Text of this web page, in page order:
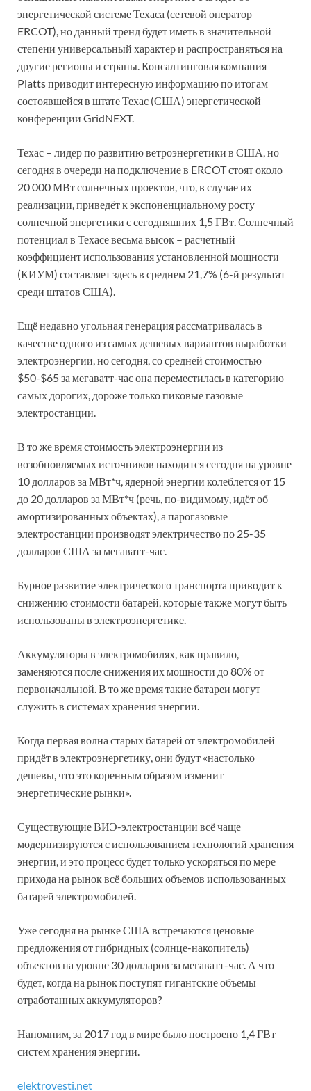
энергетической системе Техаса (сетевой оператор
ERCOT), но данный тренд будет иметь в значительной
степени универсальный характер и распространяться на
другие регионы и страны. Консалтинговая компания
Platts приводит интересную информацию по итогам
состоявшейся в штате Техас (США) энергетической
конференции GridNEXT.
Техас – лидер по развитию ветроэнергетики в США, но
сегодня в очереди на подключение в ERCOT стоят около
20 000 МВт солнечных проектов, что, в случае их
реализации, приведёт к экспоненциальному росту
солнечной энергетики с сегодняшних 1,5 ГВт. Солнечный
потенциал в Техасе весьма высок – расчетный
коэффициент использования установленной мощности
(КИУМ) составляет здесь в среднем 21,7% (6-й результат
среди штатов США).
Ещё недавно угольная генерация рассматривалась в
качестве одного из самых дешевых вариантов выработки
электроэнергии, но сегодня, со средней стоимостью
$50-$65 за мегаватт-час она переместилась в категорию
самых дорогих, дороже только пиковые газовые
электростанции.
В то же время стоимость электроэнергии из
возобновляемых источников находится сегодня на уровне
10 долларов за МВт*ч, ядерной энергии колеблется от 15
до 20 долларов за МВт*ч (речь, по-видимому, идёт об
амортизированных объектах), а парогазовые
электростанции производят электричество по 25-35
долларов США за мегаватт-час.
Бурное развитие электрического транспорта приводит к
снижению стоимости батарей, которые также могут быть
использованы в электроэнергетике.
Аккумуляторы в электромобилях, как правило,
заменяются после снижения их мощности до 80% от
первоначальной. В то же время такие батареи могут
служить в системах хранения энергии.
Когда первая волна старых батарей от электромобилей
придёт в электроэнергетику, они будут «настолько
дешевы, что это коренным образом изменит
энергетические рынки».
Существующие ВИЭ-электростанции всё чаще
модернизируются с использованием технологий хранения
энергии, и это процесс будет только ускоряться по мере
прихода на рынок всё больших объемов использованных
батарей электромобилей.
Уже сегодня на рынке США встречаются ценовые
предложения от гибридных (солнце-накопитель)
объектов на уровне 30 долларов за мегаватт-час. А что
будет, когда на рынок поступят гигантские объемы
отработанных аккумуляторов?
Напомним, за 2017 год в мире было построено 1,4 ГВт
систем хранения энергии.
elektrovesti.net